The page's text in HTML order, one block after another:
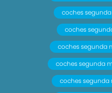
coches
coches
coches segunda
coches segunda
coches